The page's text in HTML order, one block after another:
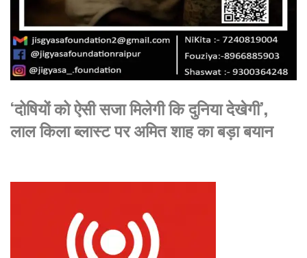
‘दोषियों को ऐसी सजा मिलेगी कि दुनिया देखेगी’,
लाल किला ब्लास्ट पर अमित शाह का बड़ा बयान